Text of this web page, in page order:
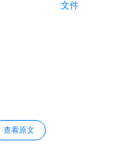
文件
查看原文